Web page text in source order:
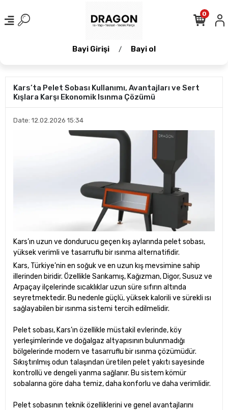
Bayi Girişi / Bayi ol
0
Kars’ta Pelet Sobası Kullanımı, Avantajları ve Sert
Kışlara Karşı Ekonomik Isınma Çözümü
Date: 12.02.2026 15:34
Kars’ın uzun ve dondurucu geçen kış aylarında pelet sobası,
yüksek verimli ve tasarruflu bir ısınma alternatifidir.
Kars, Türkiye’nin en soğuk ve en uzun kış mevsimine sahip
illerinden biridir. Özellikle Sarıkamış, Kağızman, Digor, Susuz ve
Arpaçay ilçelerinde sıcaklıklar uzun süre sıfırın altında
seyretmektedir. Bu nedenle güçlü, yüksek kalorili ve sürekli ısı
sağlayabilen bir ısınma sistemi tercih edilmelidir.
Pelet sobası, Kars’ın özellikle müstakil evlerinde, köy
yerleşimlerinde ve doğalgaz altyapısının bulunmadığı
bölgelerinde modern ve tasarruflu bir ısınma çözümüdür.
Sıkıştırılmış odun talaşından üretilen pelet yakıtı sayesinde
kontrollü ve dengeli yanma sağlanır. Bu sistem kömür
sobalarına göre daha temiz, daha konforlu ve daha verimlidir.
Pelet sobasının teknik özelliklerini ve genel avantajlarını